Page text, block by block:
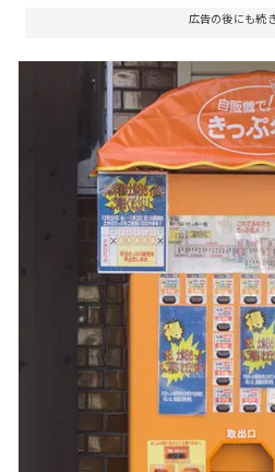
広告の後にも続